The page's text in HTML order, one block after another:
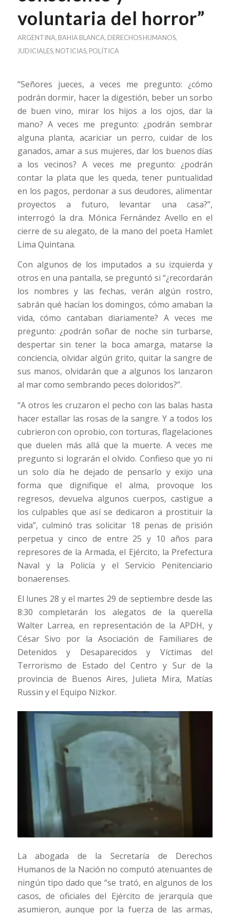
voluntaria del horror”
ARGENTINA, BAHIA BLANCA, DERECHOS HUMANOS,
JUDICIALES, NOTICIAS, POLÍTICA
“Señores jueces, a veces me pregunto: ¿cómo
podrán dormir, hacer la digestión, beber un sorbo
de buen vino, mirar los hijos a los ojos, dar la
mano? A veces me pregunto: ¿podrán sembrar
alguna planta, acariciar un perro, cuidar de los
ganados, amar a sus mujeres, dar los buenos días
a los vecinos? A veces me pregunto: ¿podrán
contar la plata que les queda, tener puntualidad
en los pagos, perdonar a sus deudores, alimentar
proyectos a futuro, levantar una casa?”,
interrogó la dra. Mónica Fernández Avello en el
cierre de su alegato, de la mano del poeta Hamlet
Lima Quintana.
Con algunos de los imputados a su izquierda y
otros en una pantalla, se preguntó si “¿recordarán
los nombres y las fechas, verán algún rostro,
sabrán qué hacían los domingos, cómo amaban la
vida, cómo cantaban diariamente? A veces me
pregunto: ¿podrán soñar de noche sin turbarse,
despertar sin tener la boca amarga, matarse la
conciencia, olvidar algún grito, quitar la sangre de
sus manos, olvidarán que a algunos los lanzaron
al mar como sembrando peces doloridos?”.
“A otros les cruzaron el pecho con las balas hasta
hacer estallar las rosas de la sangre. Y a todos los
cubrieron con oprobio, con torturas, flagelaciones
que duelen más allá que la muerte. A veces me
pregunto si lograrán el olvido. Confieso que yo ni
un solo día he dejado de pensarlo y exijo una
forma que dignifique el alma, provoque los
regresos, devuelva algunos cuerpos, castigue a
los culpables que así se dedicaron a prostituir la
vida”, culminó tras solicitar 18 penas de prisión
perpetua y cinco de entre 25 y 10 años para
represores de la Armada, el Ejército, la Prefectura
Naval y la Policía y el Servicio Penitenciario
bonaerenses.
El lunes 28 y el martes 29 de septiembre desde las
8:30 completarán los alegatos de la querella
Walter Larrea, en representación de la APDH, y
César Sivo por la Asociación de Familiares de
Detenidos y Desaparecidos y Víctimas del
Terrorismo de Estado del Centro y Sur de la
provincia de Buenos Aires, Julieta Mira, Matías
Russin y el Equipo Nizkor.
La abogada de la Secretaría de Derechos
Humanos de la Nación no computó atenuantes de
ningún tipo dado que “se trató, en algunos de los
casos, de oficiales del Ejército de jerarquía que
asumieron, aunque por la fuerza de las armas,